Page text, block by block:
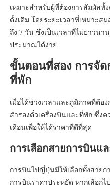
เหมาะสำหรับผู้ที่ต้องการสัมผัส
ดั้งเดิม โดยระยะเวลาที่เหมาะ
ถึง 7 วัน ซึ่งเป็นเวลาที่ไม่ยาวนา
ประมาณได้ง่าย
ขั้นตอนที่สอง การจัด
ที่พัก
เมื่อได้ช่วงเวลาและภูมิภาคที่ต้อ
สำรองตั๋วเครื่องบินและที่พัก ซึ่ง
เดือนเพื่อให้ได้ราคาที่ดีที่สุด
การเลือกสายการบินแ
การบินไปญี่ปุ่นมีให้เลือกทั้งสาย
การบินราคาประหยัด หากเลือก